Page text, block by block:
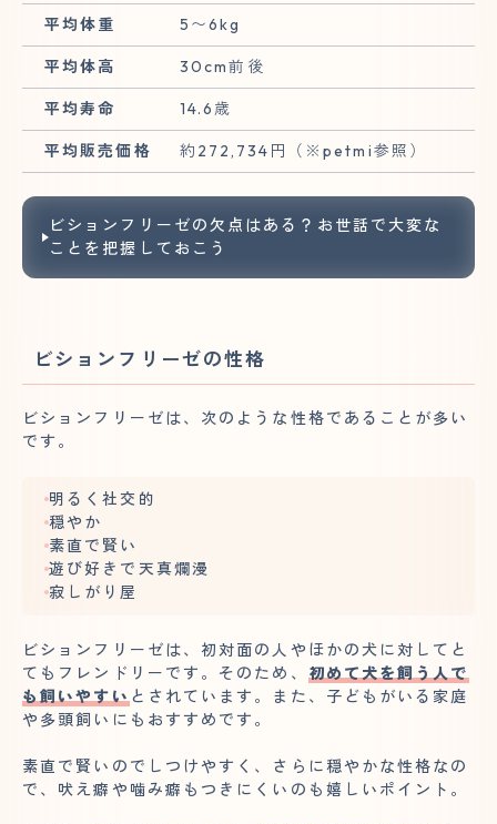
平均体重 5〜6kg
平均体高 30cm前後
平均寿命 14.6歳
平均販売価格 約272,734円（※petmi参照）
ビションフリーゼの欠点はある？お世話で大変な
ことを把握しておこう
ビションフリーゼの性格
ビションフリーゼは、次のような性格であることが多い
です。
明るく社交的
穏やか
素直で賢い
遊び好きで天真爛漫
寂しがり屋
ビションフリーゼは、初対面の人やほかの犬に対してと
てもフレンドリーです。そのため、 初めて犬を飼う人で
も飼いやすい とされています。また、子どもがいる家庭
や多頭飼いにもおすすめです。
素直で賢いのでしつけやすく、さらに穏やかな性格なの
で、吠え癖や噛み癖もつきにくいのも嬉しいポイント。